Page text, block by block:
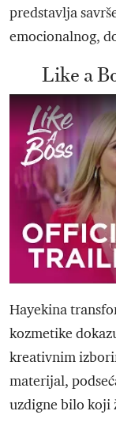
predstavlja
emocionalnog,
Like a
Hayekina
kozmetike
kreativnim
materijal,
uzdigne bilo koji